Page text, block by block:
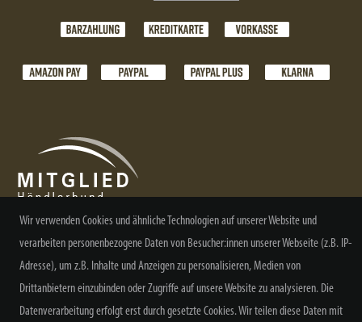
NEWSLETTER ABONNIEREN
Wir verwenden Cookies und ähnliche Technologien auf unserer Website und
verarbeiten personenbezogene Daten von Besucher:innen unserer Webseite (z.B. IP-
Adresse), um z.B. Inhalte und Anzeigen zu personalisieren, Medien von
Drittanbietern einzubinden oder Zugriffe auf unsere Website zu analysieren. Die
Datenverarbeitung erfolgt erst durch gesetzte Cookies. Wir teilen diese Daten mit